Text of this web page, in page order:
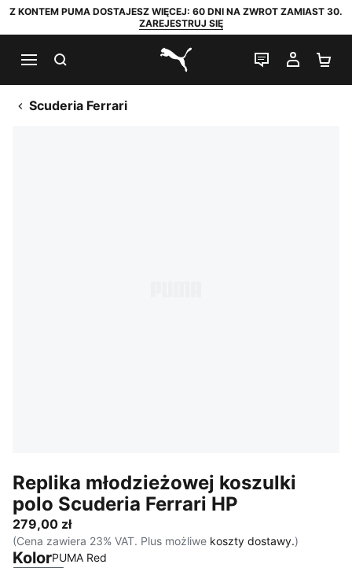
Z KONTEM PUMA DOSTAJESZ WIĘCEJ: 60 DNI NA ZWROT ZAMIAST 30.
ZAREJESTRUJ SIĘ
PUMA.com
CZAT NA
MOJE
Scuderia Ferrari
Replika młodzieżowej koszulki
polo Scuderia Ferrari HP
279,00 zł
(Cena zawiera 23% VAT. Plus możliwe koszty dostawy.)
KolorPUMA Red